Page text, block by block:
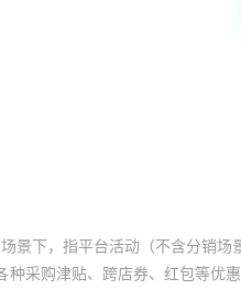
场景下，指平台活动（不含分销
种采购津贴、跨店券、红包等优